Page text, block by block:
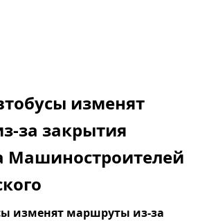
изменят
за закрытия
Машиностроителей
изменят маршруты из-за